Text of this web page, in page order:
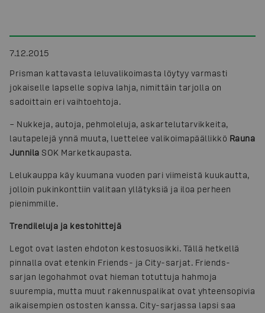
7.12.2015
Prisman kattavasta leluvalikoimasta löytyy varmasti
jokaiselle lapselle sopiva lahja, nimittäin tarjolla on
sadoittain eri vaihtoehtoja.
– ­­­Nukkeja, autoja, pehmoleluja, askartelutarvikkeita,
lautapelejä ynnä muuta, luettelee valikoimapäällikkö Rauna
Junnila SOK Marketkaupasta.
Lelukauppa käy kuumana vuoden pari viimeistä kuukautta,
jolloin pukinkonttiin valitaan yllätyksiä ja iloa perheen
pienimmille.
Trendileluja ja kestohittejä
Legot ovat lasten ehdoton kestosuosikki. Tällä hetkellä
pinnalla ovat etenkin Friends- ja City-sarjat. Friends-
sarjan legohahmot ovat hieman totuttuja hahmoja
suurempia, mutta muut rakennuspalikat ovat yhteensopivia
aikaisempien ostosten kanssa. City-sarjassa lapsi saa